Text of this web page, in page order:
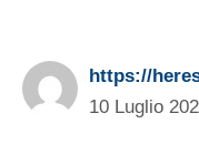
https://
10 Luglio